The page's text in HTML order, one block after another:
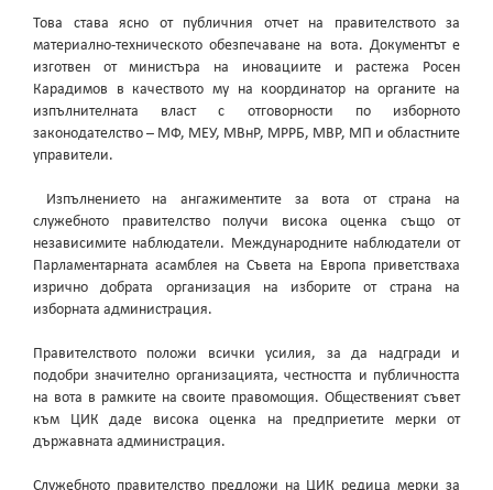
Това става ясно от публичния отчет на правителството за
материално-техническото обезпечаване на вота. Документът е
изготвен от министъра на иновациите и растежа Росен
Карадимов в качеството му на координатор на органите на
изпълнителната власт с отговорности по изборното
законодателство – МФ, МЕУ, МВнР, МРРБ, МВР, МП и областните
управители.
Изпълнението на ангажиментите за вота от страна на
служебното правителство получи висока оценка също от
независимите наблюдатели. Международните наблюдатели от
Парламентарната асамблея на Съвета на Европа приветстваха
изрично добрата организация на изборите от страна на
изборната администрация.
Правителството положи всички усилия, за да надгради и
подобри значително организацията, честността и публичността
на вота в рамките на своите правомощия. Общественият съвет
към ЦИК даде висока оценка на предприетите мерки от
държавната администрация.
Служебното правителство предложи на ЦИК редица мерки за